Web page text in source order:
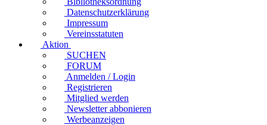
Datenschutzerklärung
Impressum
Vereinsstatuten
Aktion
SUCHEN
FORUM
Anmelden / Login
Registrieren
Mitglied werden
Newsletter abbonieren
Werbeanzeigen